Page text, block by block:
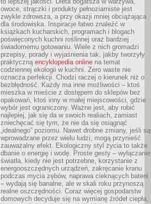
owoce, strączki i produkty pełnoziarniste jest
zwykle zdrowsza, a przy okazji mniej obciążająca
dla środowiska. Inspiracje łatwo znaleźć w
książkach kucharskich, programach i blogach
poświęconych kuchni roślinnej oraz bardziej
świadomemu gotowaniu. Wiele z nich gromadzi
przepisy, porady i wyjaśnienia tak, jakby tworzyły
praktyczną encyklopedia online na temat
codziennej ekologii w kuchni. Zero waste nie
oznacza perfekcji. Chodzi raczej o kierunek niż o
bezbłędność. Każdy ma inne możliwości – ktoś
mieszka w mieście z dostępem do sklepów bez
opakowań, ktoś inny w małej miejscowości, gdzie
wybór jest ograniczony. Ważne jest, aby robić
najlepiej, jak się da w swoich realiach, zamiast
zniechęcać się tym, że nie da się osiągnąć
„idealnego” poziomu. Nawet drobne zmiany, jeśli są
wprowadzane przez wielu ludzi, mogą przynieść
zauważalny efekt. Ekologiczny styl życia to także
dbanie o energię i wodę. Proste gesty – wyłączanie
światła, kiedy nie jest potrzebne, korzystanie z
energooszczędnych urządzeń, zakręcanie kranu
podczas mycia zębów, naprawa cieknących baterii
– wydają się banalne, ale w skali roku przynoszą
realne oszczędności. Coraz więcej gospodarstw
domowych decyduje się na wymianę źródeł ciepła,